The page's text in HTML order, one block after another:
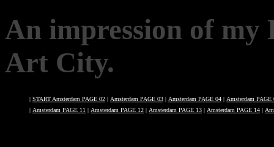
An impression of my
Art City.
| START Amsterdam PAGE 02 | Amsterdam PAGE 03 | Amsterdam PAGE 04 | Amsterdam PAGE
| Amsterdam PAGE 11 | Amsterdam PAGE 12 | Amsterdam PAGE 13 | Amsterdam PAGE 14 |